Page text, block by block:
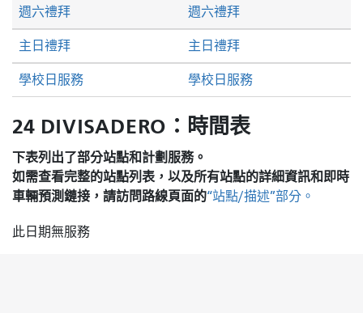
週六禮拜 週六禮拜
主日禮拜 主日禮拜
學校日服務 學校日服務
24 DIVISADERO：時間表
下表列出了部分站點和計劃服務。
如需查看完整的站點列表，以及所有站點的詳細資訊和即時
車輛預測鏈接，請訪問路線頁面的“站點/描述”部分。
此日期無服務